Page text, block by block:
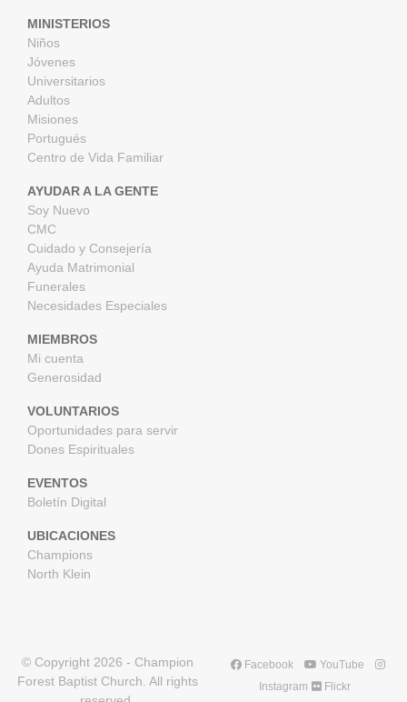
MINISTERIOS
Niños
Jóvenes
Universitarios
Adultos
Misiones
Portugués
Centro de Vida Familiar
AYUDAR A LA GENTE
Soy Nuevo
CMC
Cuidado y Consejería
Ayuda Matrimonial
Funerales
Necesidades Especiales
MIEMBROS
Mi cuenta
Generosidad
VOLUNTARIOS
Oportunidades para servir
Dones Espirituales
EVENTOS
Boletín Digital
UBICACIONES
Champions
North Klein
© Copyright 2026 - Champion
Forest Baptist Church. All rights
Facebook
YouTube
Instagram
Flickr